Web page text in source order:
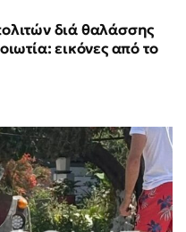
διά θαλάσσης
εικόνες από το